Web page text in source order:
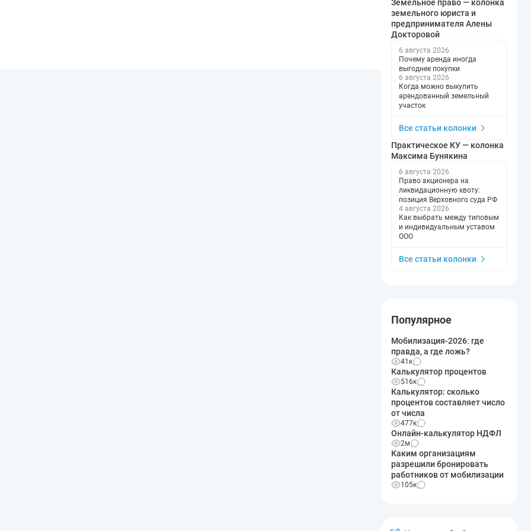
Земельное право — колонка
земельного юриста и
предпринимателя Алены
Докторовой
6 августа 2026
Почему аренда иногда
выгоднее покупки
6 августа 2026
Когда можно выкупить
арендованный земельный
участок
Все статьи колонки
Практическое КУ — колонка
Максима Бунякина
6 августа 2026
Право акционера на
ликвидационную квоту:
позиция Верховного суда РФ
4 августа 2026
Как выбрать между типовым
и индивидуальным уставом
ООО
Все статьи колонки
Популярное
Мобилизация-2026: где
правда, а где ложь?
41к
Калькулятор процентов
516к
Калькулятор: сколько
процентов составляет число
от числа
477к
Онлайн-калькулятор НДФЛ
2м
Каким организациям
разрешили бронировать
работников от мобилизации
105к